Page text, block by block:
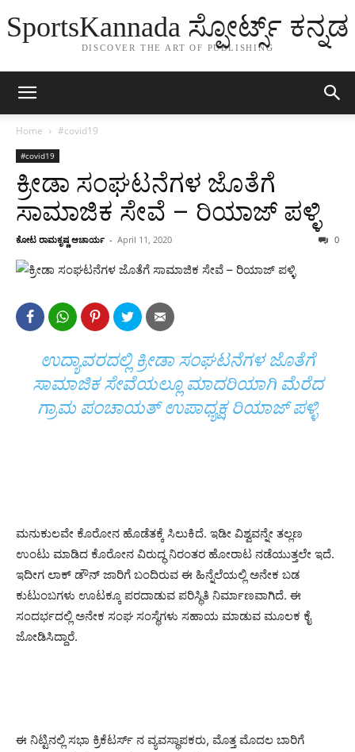
SportsKannada ಸ್ಪೋರ್ಟ್ಸ್ ಕನ್ನಡ
DISCOVER THE ART OF PUBLISHING
Home #covid19
#covid19
ಕ್ರೀಡಾ ಸಂಘಟನೆಗಳ ಜೊತೆಗೆ
ಸಾಮಾಜಿಕ ಸೇವೆ – ರಿಯಾಜ್ ಪಳ್ಳಿ
ಕೋಟ ರಾಮಕೃಷ್ಣ ಆಚಾರ್ಯ - April 11, 2020 0
ಉದ್ಯಾವರದಲ್ಲಿ ಕ್ರೀಡಾ ಸಂಘಟನೆಗಳ ಜೊತೆಗೆ
ಸಾಮಾಜಿಕ ಸೇವೆಯಲ್ಲೂ ಮಾದರಿಯಾಗಿ ಮೆರೆದ
ಗ್ರಾಮ ಪಂಚಾಯತ್ ಉಪಾಧ್ಯಕ್ಷ ರಿಯಾಜ್ ಪಳ್ಳಿ
ಮನುಕುಲವೇ ಕೊರೋನ ಹೊಡೆತಕ್ಕೆ ಸಿಲುಕಿದೆ. ಇಡೀ ವಿಶ್ವವನ್ನೇ ತಲ್ಲಣ
ಉಂಟು ಮಾಡಿದ ಕೊರೋನ ವಿರುದ್ಧ ನಿರಂತರ ಹೋರಾಟ ನಡೆಯುತ್ತಲೇ ಇದೆ.
ಇದೀಗ ಲಾಕ್ ಡೌನ್ ಜಾರಿಗೆ ಬಂದಿರುವ ಈ ಹಿನ್ನೆಲೆಯಲ್ಲಿ ಅನೇಕ ಬಡ
ಕುಟುಂಬಗಳು ಊಟಕ್ಕೂ ಪರದಾಡುವ ಪರಿಸ್ಥಿತಿ ನಿರ್ಮಾಣವಾಗಿದೆ. ಈ
ಸಂದರ್ಭದಲ್ಲಿ ಅನೇಕ ಸಂಘ ಸಂಸ್ಥೆಗಳು ಸಹಾಯ ಮಾಡುವ ಮೂಲಕ ಕೈ
ಜೋಡಿಸಿದ್ದಾರೆ.
ಈ ನಿಟ್ಟಿನಲ್ಲಿ ಸಭಾ ಕ್ರಿಕೆಟರ್ಸ್ ನ ವ್ಯವಸ್ಥಾಪಕರು, ಮೊತ್ತ ಮೊದಲ ಬಾರಿಗೆ